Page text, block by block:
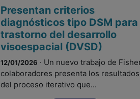
Presentan criterios
diagnósticos tipo DSM para
trastorno del desarrollo
visoespacial (DVSD)
12/01/2026 · Un nuevo trabajo de
colaboradores presenta los resultados
del proceso iterativo que...